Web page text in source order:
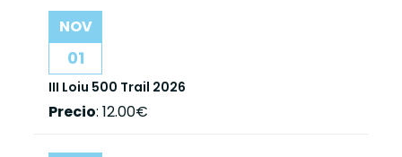
NOV
01
III Loiu 500 Trail 2026
Precio: 12.00€